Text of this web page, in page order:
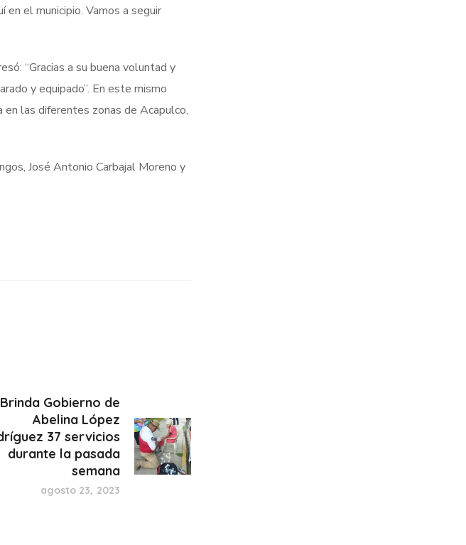
el municipio. Vamos a seguir
“Gracias a su buena voluntad y
y equipado”. En este mismo
en las diferentes zonas de Acapulco,
José Antonio Carbajal Moreno y
Brinda Gobierno de
Abelina López
37 servicios
durante la pasada
semana
agosto 23, 2023